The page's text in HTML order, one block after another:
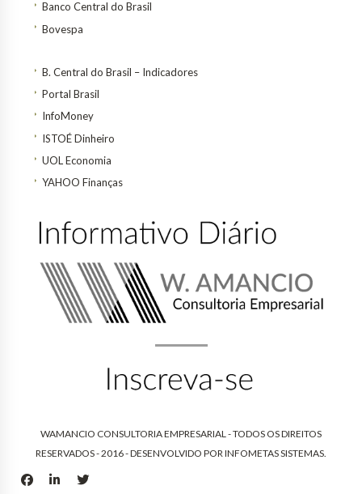
Banco Central do Brasil
Bovespa
B. Central do Brasil – Indicadores
Portal Brasil
InfoMoney
ISTOÉ Dinheiro
UOL Economia
YAHOO Finanças
WAMANCIO CONSULTORIA EMPRESARIAL - TODOS OS DIREITOS
RESERVADOS - 2016 - DESENVOLVIDO PORINFOMETAS SISTEMAS.